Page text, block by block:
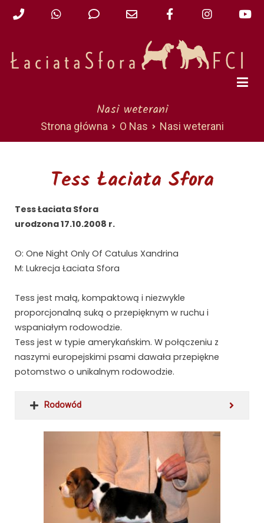
Nasi weterani
Strona główna O Nas Nasi weterani
Tess Łaciata Sfora
Tess Łaciata Sfora
urodzona 17.10.2008 r.
O: One Night Only Of Catulus Xandrina
M: Lukrecja Łaciata Sfora
Tess jest małą, kompaktową i niezwykle
proporcjonalną suką o przepięknym w ruchu i
wspaniałym rodowodzie.
Tess jest w typie amerykańskim. W połączeniu z
naszymi europejskimi psami dawała przepiękne
potomstwo o unikalnym rodowodzie.
Rodowód